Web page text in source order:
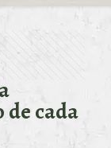
cada